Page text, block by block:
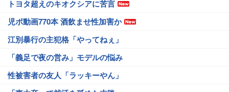
トヨタ超えのキオクシアに苦言
児ポ動画770本 酒飲ませ性加害か
江別暴行の主犯格「やってねぇ」
「義足で夜の営み」モデルの悩み
性被害者の友人「ラッキーやん」